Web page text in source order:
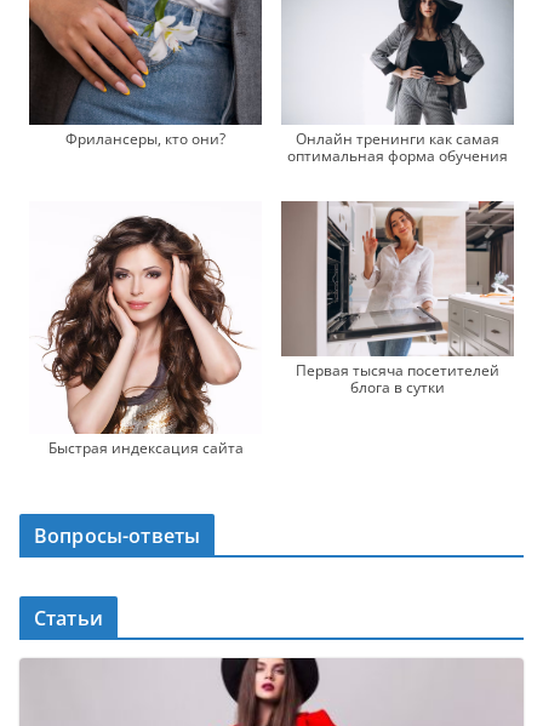
Фрилансеры, кто они?
Онлайн тренинги как самая
оптимальная форма обучения
Быстрая индексация сайта
Первая тысяча посетителей
блога в сутки
Вопросы-ответы
Статьи